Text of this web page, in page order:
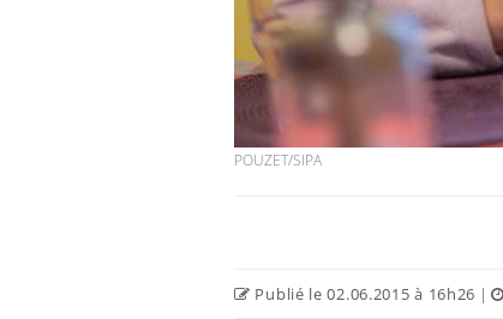
POUZET/SIPA
Publié le 02.06.2015 à 16h26 |
Mortalité infantile : un
rapport s’interroge sur
son taux élevé en France
Grossesse à risque : ce jus
naturel attire l'attention
des chercheurs